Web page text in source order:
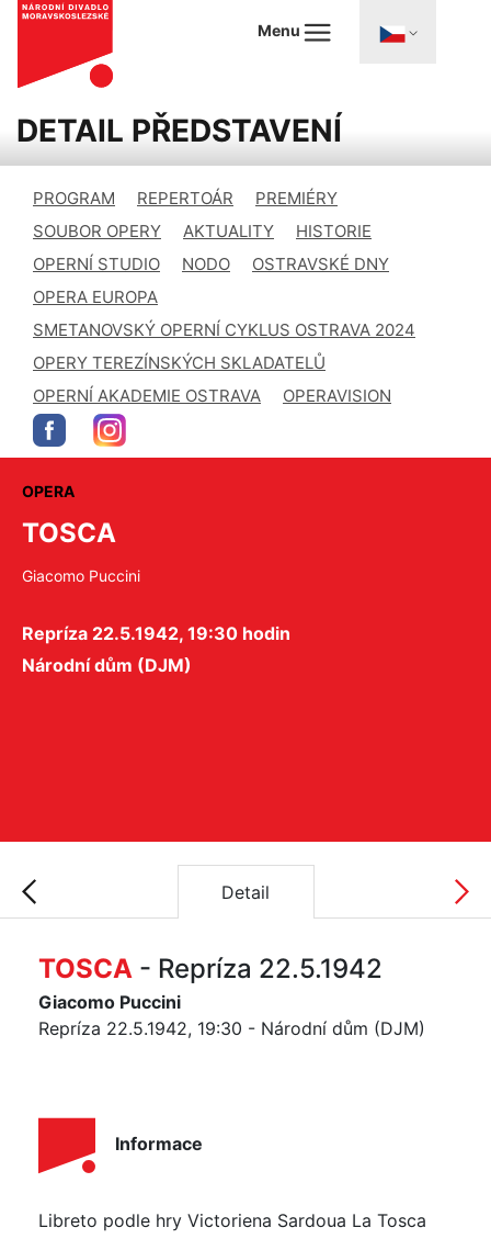
Menu
DETAIL PŘEDSTAVENÍ
PROGRAM REPERTOÁR
PREMIÉRY
SOUBOR OPERY
AKTUALITY
HISTORIE
OPERNÍ STUDIO
NODO
OSTRAVSKÉ DNY
OPERA EUROPA
SMETANOVSKÝ OPERNÍ CYKLUS OSTRAVA 2024
OPERY TEREZÍNSKÝCH SKLADATELŮ
OPERNÍ AKADEMIE OSTRAVA
OPERAVISION
OPERA
TOSCA
Giacomo Puccini
Repríza 22.5.1942, 19:30 hodin
Národní dům (DJM)
Detail
TOSCA - Repríza 22.5.1942
Giacomo Puccini
Repríza 22.5.1942, 19:30 - Národní dům (DJM)
Informace
Libreto podle hry Victoriena Sardoua La Tosca